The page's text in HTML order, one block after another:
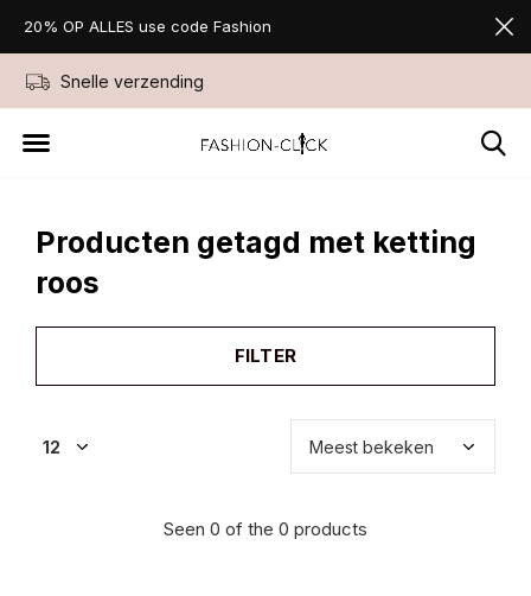
Snelle verzending
20% OP ALLES use code Fashion
Producten getagd met ketting
roos
FILTER
Seen 0 of the 0 products